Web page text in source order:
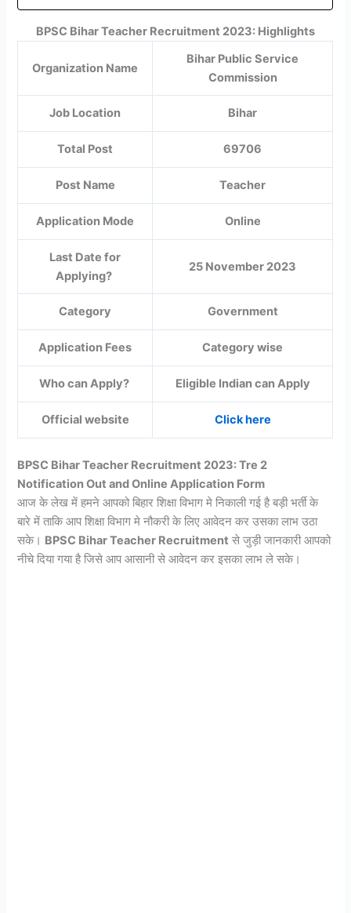
BPSC Bihar Teacher Recruitment 2023: Highlights
Organization Name
Bihar Public Service
Commission
Job Location Bihar
Total Post 69706
Post Name Teacher
Application Mode Online
Last Date for
Applying?
25 November 2023
Category Government
Application Fees Category wise
Who can Apply? Eligible Indian can Apply
Official website Click here
BPSC Bihar Teacher Recruitment 2023: Tre 2
Notification Out and Online Application Form
आज के लेख में हमने आपको बिहार शिक्षा विभाग मे निकाली गई है बड़ी भर्ती के
बारे में ताकि आप शिक्षा विभाग मे नौकरी के लिए आवेदन कर उसका लाभ उठा
सके। BPSC Bihar Teacher Recruitment से जुड़ी जानकारी आपको
नीचे दिया गया है जिसे आप आसानी से आवेदन कर इसका लाभ ले सके।